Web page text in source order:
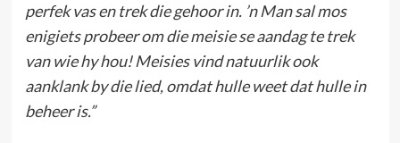
perfek vas en trek die gehoor in. ’n Man sal mos
enigiets probeer om die meisie se aandag te trek
van wie hy hou! Meisies vind natuurlik ook
aanklank by die lied, omdat hulle weet dat hulle in
beheer is.”